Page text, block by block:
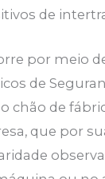
de
por meio
de
chão de
que por